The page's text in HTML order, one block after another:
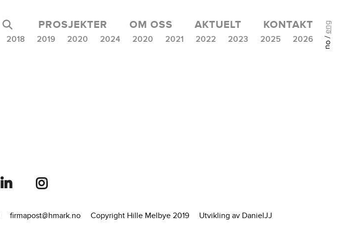
no /
eng
PROSJEKTER OM OSS AKTUELT KONTAKT
2018 2019 2020 2024 2020 2021 2022 2023 2025 2026
firmapost@hmark.no Copyright Hille Melbye 2019 Utvikling av DanielJJ